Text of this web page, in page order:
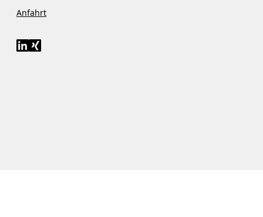
Anfahrt